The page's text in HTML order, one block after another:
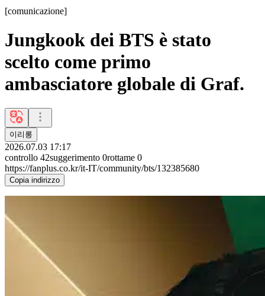
[comunicazione]
Jungkook dei BTS è stato
scelto come primo
ambasciatore globale di Graf.
이리롱
2026.07.03 17:17
controllo 42suggerimento 0rottame 0
https://fanplus.co.kr/it-IT/community/bts/132385680
Copia indirizzo